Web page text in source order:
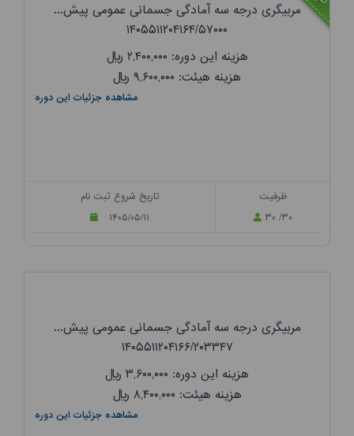
مربیگری درجه سه آمادگی جسمانی عمومی پیش...
۱۴۰۵۵۱۱۲۰۴۱۶۴/۵۷۰۰۰
هزینه این دوره: ۲,۴۰۰,۰۰۰
ریال
هزینه هیئت: ۹,۶۰۰,۰۰۰
ریال
مشاهده جزئیات این دوره
تاریخ شروع ثبت نام
۱۴۰۵/۰۵/۱۱
ظرفیت
۳۰ /۳۰
مربیگری درجه سه آمادگی جسمانی عمومی پیش...
۱۴۰۵۵۱۱۲۰۴۱۶۶/۲۰۳۳۴۷
هزینه این دوره: ۳,۶۰۰,۰۰۰
ریال
هزینه هیئت: ۸,۴۰۰,۰۰۰
ریال
مشاهده جزئیات این دوره